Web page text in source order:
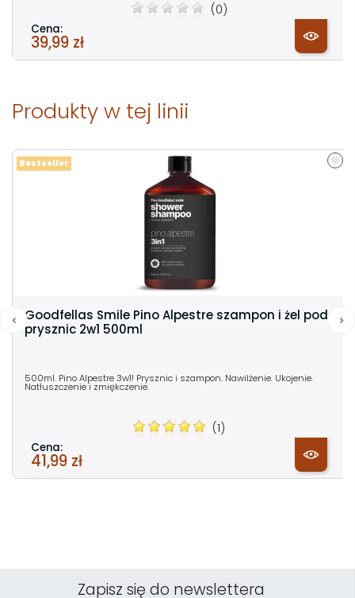
(0)
Cena:
39,99 zł
Produkty w tej linii
Goodfellas Smile Pino Alpestre szampon i żel pod
prysznic 2w1 500ml
500ml. Pino Alpestre 3w1! Prysznic i szampon. Nawilżenie. Ukojenie.
Natłuszczenie i zmiękczenie.
(1)
Cena:
41,99 zł
Bestseller
Zapisz się do newslettera